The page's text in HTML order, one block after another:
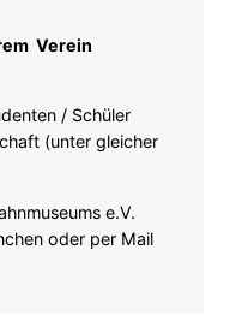
Verein
/ Schüler
(unter gleicher
e.V.
oder per Mail